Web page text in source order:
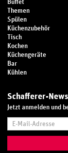
Buffet
Themen
Spülen
Küchenzubehör
Tisch
Kochen
Küchengeräte
Bar
Kühlen
Schafferer-
Jetzt anmelden und
Mail-